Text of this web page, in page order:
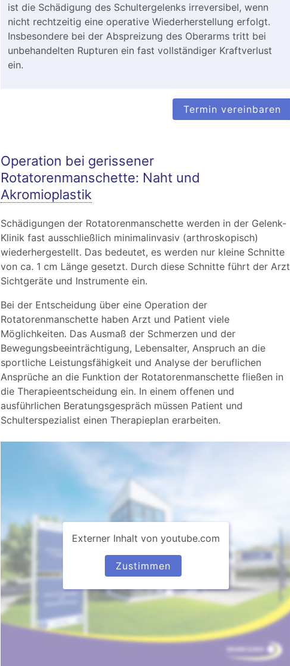
ist die Schädigung des Schultergelenks irreversibel, wenn
nicht rechtzeitig eine operative Wiederherstellung erfolgt.
Insbesondere bei der Abspreizung des Oberarms tritt bei
unbehandelten Rupturen ein fast vollständiger Kraftverlust
ein.
Termin vereinbaren
Operation bei gerissener
Rotatorenmanschette: Naht und
Akromioplastik
Schädigungen der Rotatorenmanschette werden in der Gelenk-
Klinik fast ausschließlich minimalinvasiv (arthroskopisch)
wiederhergestellt. Das bedeutet, es werden nur kleine Schnitte
von ca. 1 cm Länge gesetzt. Durch diese Schnitte führt der Arzt
Sichtgeräte und Instrumente ein.
Bei der Entscheidung über eine Operation der
Rotatorenmanschette haben Arzt und Patient viele
Möglichkeiten. Das Ausmaß der Schmerzen und der
Bewegungsbeeinträchtigung, Lebensalter, Anspruch an die
sportliche Leistungsfähigkeit und Analyse der beruflichen
Ansprüche an die Funktion der Rotatorenmanschette fließen in
die Therapieentscheidung ein. In einem offenen und
ausführlichen Beratungsgespräch müssen Patient und
Schulterspezialist einen Therapieplan erarbeiten.
Externer Inhalt von youtube.com
Zustimmen